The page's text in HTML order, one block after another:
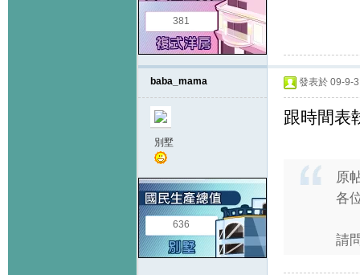
381
baba_mama
別墅
636
發表於 09-9-
跟時間表
原
各
請